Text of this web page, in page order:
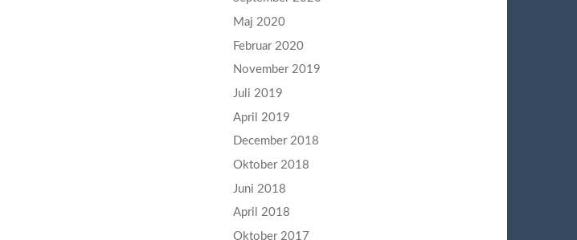
Maj 2020
Februar 2020
November 2019
Juli 2019
April 2019
December 2018
Oktober 2018
Juni 2018
April 2018
Oktober 2017